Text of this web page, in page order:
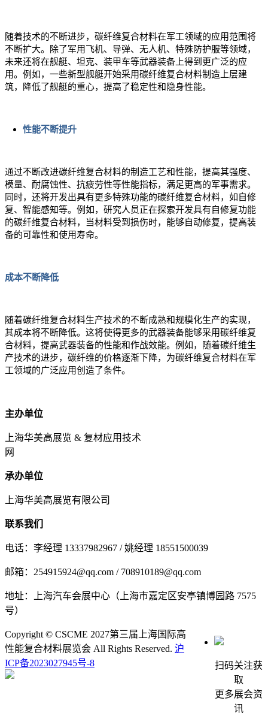
随着技术的不断进步，碳纤维复合材料在军工领域的应用范围将
不断扩大。除了军用飞机、导弹、无人机、特殊防护服等领域，
未来还将在舰艇、坦克、装甲车等武器装备上得到更广泛的应
用。例如，一些新型舰艇开始采用碳纤维复合材料制造上层建
筑，降低了舰艇的重心，提高了稳定性和隐身性能。
性能不断提升
通过不断改进碳纤维复合材料的制造工艺和性能，提高其强度、
模量、耐腐蚀性、抗疲劳性等性能指标，满足更高的军事需求。
同时，还将开发出具有更多特殊功能的碳纤维复合材料，如自修
复、智能感知等。例如，研究人员正在探索开发具有自修复功能
的碳纤维复合材料，当材料受到损伤时，能够自动修复，提高装
备的可靠性和使用寿命。
成本不断降低
随着碳纤维复合材料生产技术的不断成熟和规模化生产的实现，
其成本将不断降低。这将使得更多的武器装备能够采用碳纤维复
合材料，提高武器装备的性能和作战效能。例如，随着碳纤维生
产技术的进步，碳纤维的价格逐渐下降，为碳纤维复合材料在军
工领域的广泛应用创造了条件。
主办单位
上海华美高展览 & 复材应用技术
网
承办单位
上海华美高展览有限公司
联系我们
电话：李经理 13337982967 / 姚经理 18551500039
邮箱：254915924@qq.com / 708910189@qq.com
地址：上海汽车会展中心（上海市嘉定区安亭镇博园路 7575
号）
扫码关注获
取
更多展会资
讯
Copyright © CSCME 2027第三届上海国际高
性能复合材料展览会 All Rights Reserved. 沪
ICP备2023027945号-8